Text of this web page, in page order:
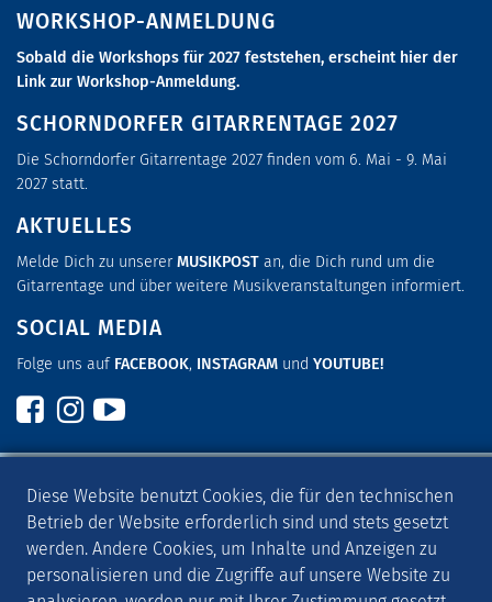
WORKSHOP-ANMELDUNG
Sobald die Workshops für 2027 feststehen, erscheint hier der
Link zur Workshop-Anmeldung.
SCHORNDORFER GITARRENTAGE 2027
Die Schorndorfer Gitarrentage 2027 finden vom 6. Mai - 9. Mai
2027 statt.
AKTUELLES
Melde Dich zu unserer MUSIKPOST an, die Dich rund um die
Gitarrentage und über weitere Musikveranstaltungen informiert.
SOCIAL MEDIA
Folge uns auf FACEBOOK, INSTAGRAM und YOUTUBE!
Kontakt Impressum Datenschutzerklärung
© 2026 Kulturforum Schorndorf
Diese Website benutzt Cookies, die für den technischen
Betrieb der Website erforderlich sind und stets gesetzt
werden. Andere Cookies, um Inhalte und Anzeigen zu
personalisieren und die Zugriffe auf unsere Website zu